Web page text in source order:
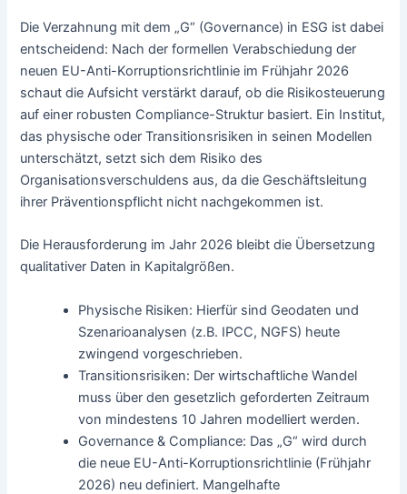
Die Verzahnung mit dem „G“ (Governance) in ESG ist dabei
entscheidend: Nach der formellen Verabschiedung der
neuen EU-Anti-Korruptionsrichtlinie im Frühjahr 2026
schaut die Aufsicht verstärkt darauf, ob die Risikosteuerung
auf einer robusten Compliance-Struktur basiert. Ein Institut,
das physische oder Transitionsrisiken in seinen Modellen
unterschätzt, setzt sich dem Risiko des
Organisationsverschuldens aus, da die Geschäftsleitung
ihrer Präventionspflicht nicht nachgekommen ist.
Die Herausforderung im Jahr 2026 bleibt die Übersetzung
qualitativer Daten in Kapitalgrößen.
Physische Risiken: Hierfür sind Geodaten und
Szenarioanalysen (z.B. IPCC, NGFS) heute
zwingend vorgeschrieben.
Transitionsrisiken: Der wirtschaftliche Wandel
muss über den gesetzlich geforderten Zeitraum
von mindestens 10 Jahren modelliert werden.
Governance & Compliance: Das „G“ wird durch
die neue EU-Anti-Korruptionsrichtlinie (Frühjahr
2026) neu definiert. Mangelhafte